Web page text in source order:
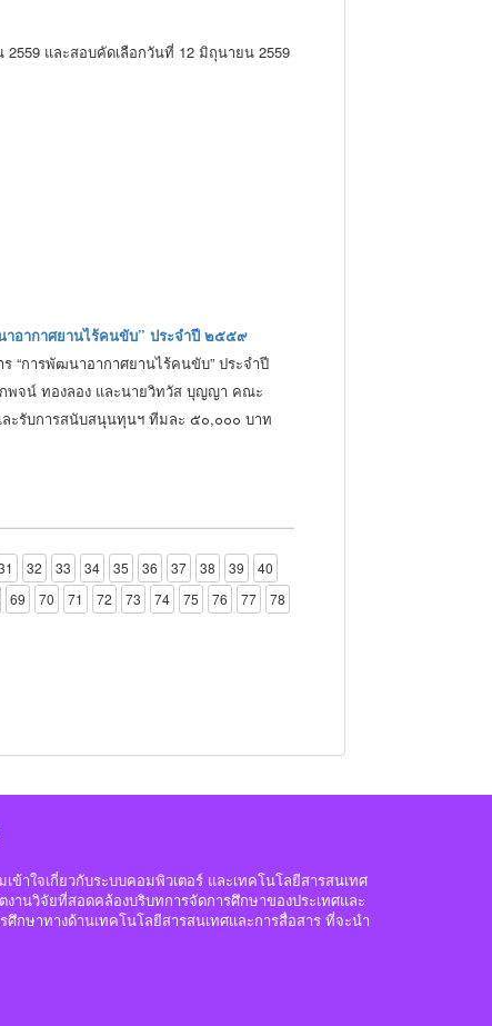
และสอบคัดเลือกวันที่ 12 มิถุนายน 2559
าอากาศยานไร้คนขับ” ประจำปี ๒๕๕๙
“การพัฒนาอากาศยานไร้คนขับ” ประจำปี
กพจน์ ทองลอง และนายวิทวัส บุญญา คณะ
ะรับการสนับสนุนทุนฯ ทีมละ ๕๐,๐๐๐ บาท
32 33 34 35 36 37 38 39
40
69 70 71 72 73 74 75 76 77
78
าใจเกี่ยวกับระบบคอมพิวเตอร์ และเทคโนโลยีสารสนเทศ
านวิจัยที่สอดคล้องบริบทการจัดการศึกษาของประเทศและ
ศึกษาทางด้านเทคโนโลยีสารสนเทศและการสื่อสาร ที่จะนำ